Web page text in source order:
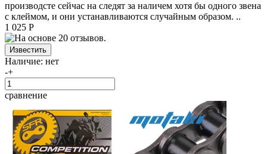
производсте сейчас на следят за наличем хотя бы одного звена
с клеймом, и они устанавливаются случайным образом. ..
1 025 Р
Наличие: нет
-+
сравнение